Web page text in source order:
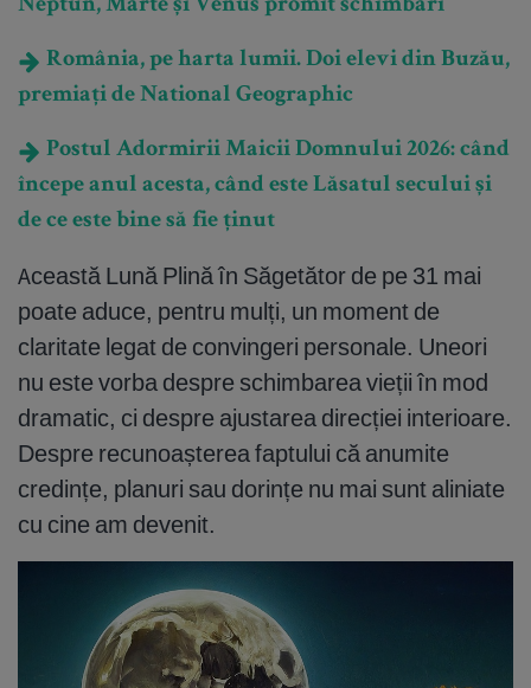
Neptun, Marte și Venus promit schimbări
România, pe harta lumii. Doi elevi din Buzău,
premiați de National Geographic
Postul Adormirii Maicii Domnului 2026: când
începe anul acesta, când este Lăsatul secului și
de ce este bine să fie ținut
Această Lună Plină în Săgetător de pe 31 mai
poate aduce, pentru mulți, un moment de
claritate legat de convingeri personale. Uneori
nu este vorba despre schimbarea vieții în mod
dramatic, ci despre ajustarea direcției interioare.
Despre recunoașterea faptului că anumite
credințe, planuri sau dorințe nu mai sunt aliniate
cu cine am devenit.